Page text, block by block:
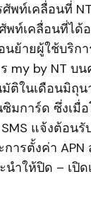
พท์เคลื่อนที่
พท์เคลื่อนที่ได้
ย้ายผู้ใช้บริกา
my by NT บ
ติในเดือนมิถุ
มการ์ด ซึ่งเมื่
แจ้งต้อน
ารตั้งค่า APN
ำให้ปิด – เปิด